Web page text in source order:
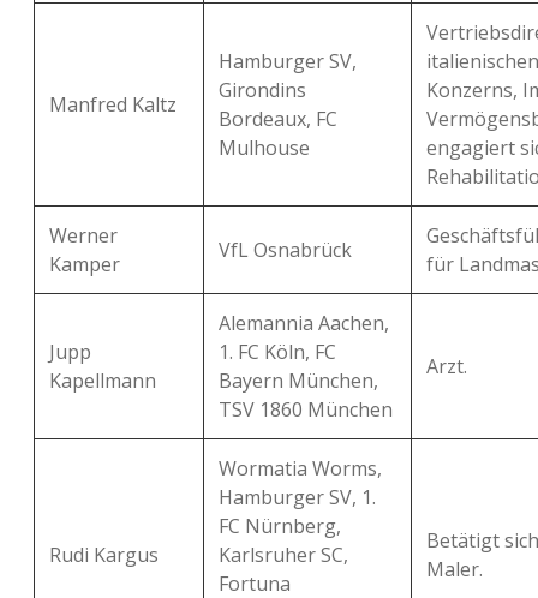
Manfred Kaltz
Hamburger SV,
Girondins
Bordeaux, FC
Mulhouse
Konzerns,
engagiert
Werner
Kamper
VfL Osnabrück
für
Jupp
Kapellmann
Alemannia Aachen,
1. FC Köln, FC
Bayern München,
TSV 1860 München
Arzt.
Rudi Kargus
Wormatia Worms,
Hamburger SV, 1.
FC Nürnberg,
Karlsruher SC,
Fortuna
Betätigt
Maler.